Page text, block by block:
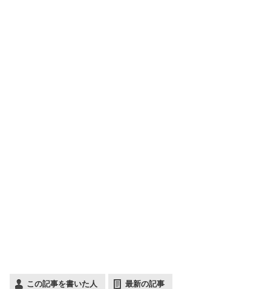
この記事を書いた人 最新の記事